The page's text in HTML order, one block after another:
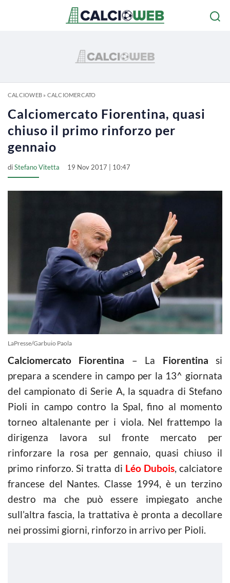
CALCIOWEB» CALCIOMERCATO
Calciomercato Fiorentina, quasi
chiuso il primo rinforzo per
gennaio
diStefano Vitetta 19 Nov 2017 | 10:47
LaPresse/Garbuio Paola
Calciomercato Fiorentina – La Fiorentina si
prepara a scendere in campo per la 13^ giornata
del campionato di Serie A, la squadra di Stefano
Pioli in campo contro la Spal, fino al momento
torneo altalenante per i viola. Nel frattempo la
dirigenza lavora sul fronte mercato per
rinforzare la rosa per gennaio, quasi chiuso il
primo rinforzo. Si tratta di Léo Dubois, calciatore
francese del Nantes. Classe 1994, è un terzino
destro ma che può essere impiegato anche
sull’altra fascia, la trattativa è pronta a decollare
nei prossimi giorni, rinforzo in arrivo per Pioli.